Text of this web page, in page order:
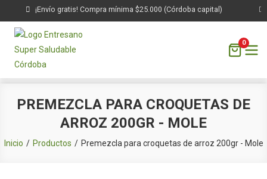
¡Envío gratis! Compra mínima $25.000 (Córdoba capital)
0
PREMEZCLA PARA CROQUETAS DE
ARROZ 200GR - MOLE
Inicio Productos Premezcla para croquetas de arroz 200gr - Mole